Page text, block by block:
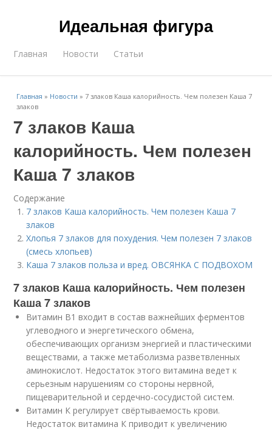
Идеальная фигура
Главная Новости Статьи
Главная » Новости »7 злаков Каша калорийность. Чем полезен Каша 7
злаков
7 злаков Каша
калорийность. Чем полезен
Каша 7 злаков
Содержание
7 злаков Каша калорийность. Чем полезен Каша 7
злаков
Хлопья 7 злаков для похудения. Чем полезен 7 злаков
(смесь хлопьев)
Каша 7 злаков польза и вред. ОВСЯНКА С ПОДВОХОМ
7 злаков Каша калорийность. Чем полезен
Каша 7 злаков
Витамин В1 входит в состав важнейших ферментов
углеводного и энергетического обмена,
обеспечивающих организм энергией и пластическими
веществами, а также метаболизма разветвленных
аминокислот. Недостаток этого витамина ведет к
серьезным нарушениям со стороны нервной,
пищеварительной и сердечно-сосудистой систем.
Витамин К регулирует свёртываемость крови.
Недостаток витамина К приводит к увеличению